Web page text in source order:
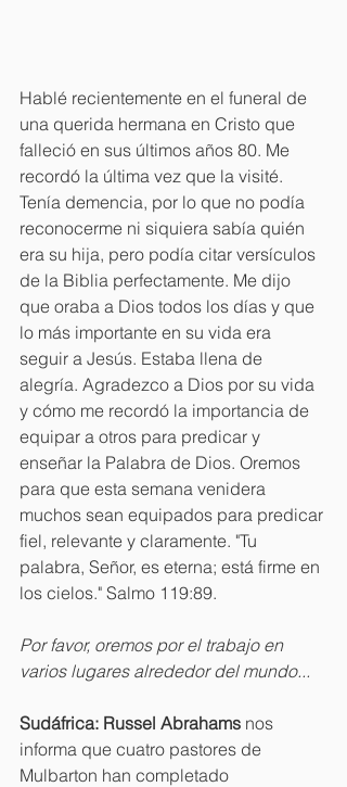
Hablé recientemente en el funeral de
una querida hermana en Cristo que
falleció en sus últimos años 80. Me
recordó la última vez que la visité.
Tenía demencia, por lo que no podía
reconocerme ni siquiera sabía quién
era su hija, pero podía citar versículos
de la Biblia perfectamente. Me dijo
que oraba a Dios todos los días y que
lo más importante en su vida era
seguir a Jesús. Estaba llena de
alegría. Agradezco a Dios por su vida
y cómo me recordó la importancia de
equipar a otros para predicar y
enseñar la Palabra de Dios. Oremos
para que esta semana venidera
muchos sean equipados para predicar
fiel, relevante y claramente. "Tu
palabra, Señor, es eterna; está firme en
los cielos." Salmo 119:89.
Por favor, oremos por el trabajo en
varios lugares alrededor del mundo...
Sudáfrica: Russel Abrahams nos
informa que cuatro pastores de
Mulbarton han completado